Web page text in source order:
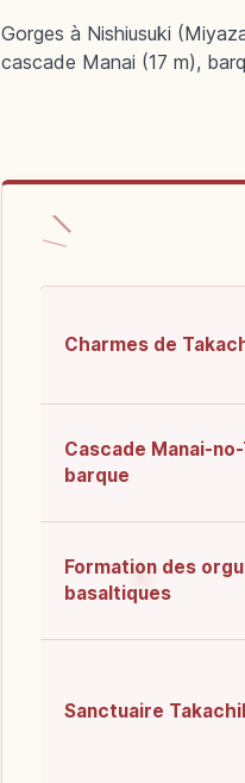
Gorges à Nishiusuki
cascade Manai (17 m),
Charmes de
Cascade Manai-
barque
Formation des
basaltiques
Sanctuaire